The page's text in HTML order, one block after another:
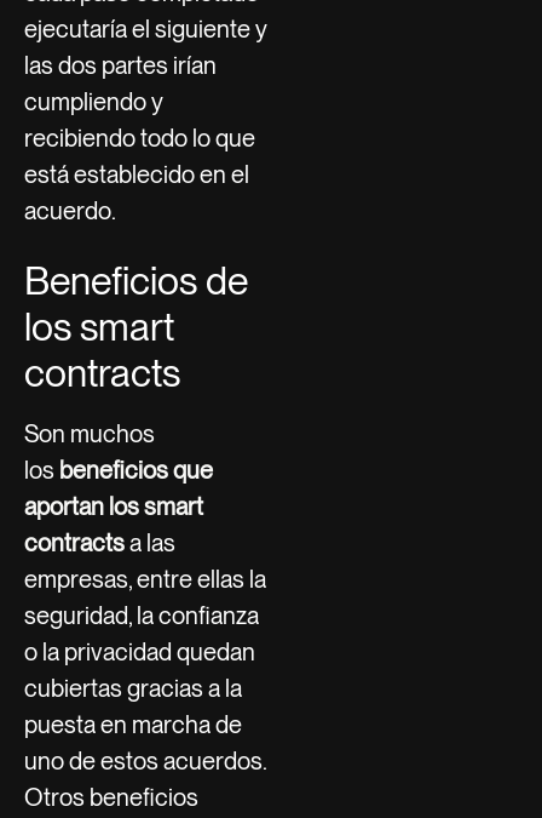
ejecutaría el siguiente y
las dos partes irían
cumpliendo y
recibiendo todo lo que
está establecido en el
acuerdo.
Beneficios de
los smart
contracts
Son muchos
los beneficios que
aportan los smart
contractsa las
empresas, entre ellas la
seguridad, la confianza
o la privacidad quedan
cubiertas gracias a la
puesta en marcha de
uno de estos acuerdos.
Otros beneficios